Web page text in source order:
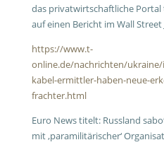
das privatwirtschaftliche
auf einen Bericht im Wall Street
https://www.t-
online.de/nachrichten/
kabel-ermittler-haben-neue-
frachter.html
Euro News titelt: Russland
mit ‚paramilitärischer‘